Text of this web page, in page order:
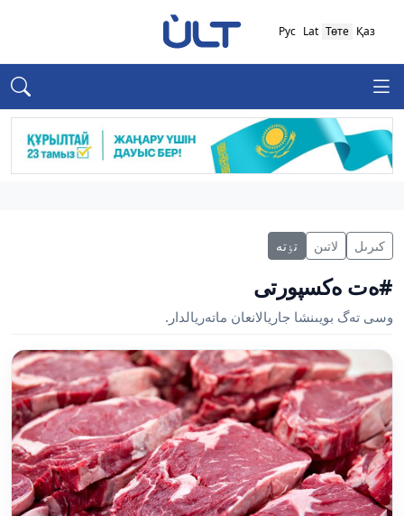
Қаз
Төте
Lat
Рус
كىرىل لاتىن تٶتە
#ەت ەكسپورتى
وسى تەگ بويىنشا جاريالانعان ماتەريالدار.